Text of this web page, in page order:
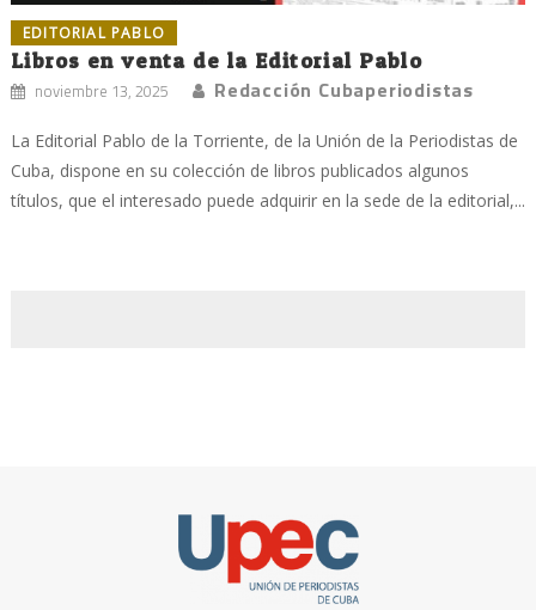
EDITORIAL PABLO
Libros en venta de la Editorial Pablo
noviembre 13, 2025 Redacción Cubaperiodistas
La Editorial Pablo de la Torriente, de la Unión de la Periodistas de
Cuba, dispone en su colección de libros publicados algunos
títulos, que el interesado puede adquirir en la sede de la editorial,...